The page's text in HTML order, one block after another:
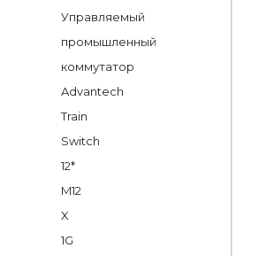
Управляемый
промышленный
коммутатор
Advantech
Train
Switch
12*
M12
X
1G